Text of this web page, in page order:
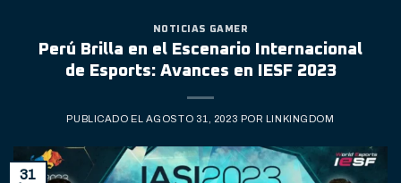
NOTICIAS GAMER
Perú Brilla en el Escenario Internacional
de Esports: Avances en IESF 2023
PUBLICADO EL AGOSTO 31, 2023 POR LINKINGDOM
31